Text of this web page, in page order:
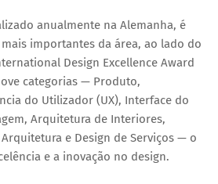
anualmente na Alemanha, é
importantes da área, ao lado do
Design Excellence Award
categorias — Produto,
do Utilizador (UX), Interface do
Arquitetura de Interiores,
e Design de Serviços — o
e a inovação no design.